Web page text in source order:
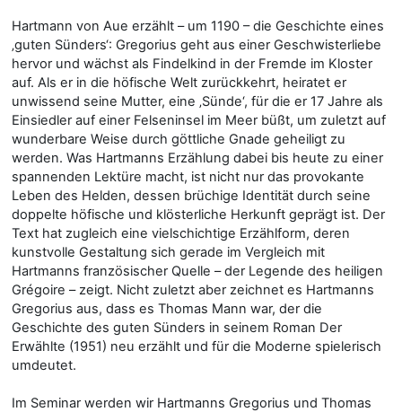
Hartmann von Aue erzählt – um 1190 – die Geschichte eines
‚guten Sünders‘: Gregorius geht aus einer Geschwisterliebe
hervor und wächst als Findelkind in der Fremde im Kloster
auf. Als er in die höfische Welt zurückkehrt, heiratet er
unwissend seine Mutter, eine ‚Sünde‘, für die er 17 Jahre als
Einsiedler auf einer Felseninsel im Meer büßt, um zuletzt auf
wunderbare Weise durch göttliche Gnade geheiligt zu
werden. Was Hartmanns Erzählung dabei bis heute zu einer
spannenden Lektüre macht, ist nicht nur das provokante
Leben des Helden, dessen brüchige Identität durch seine
doppelte höfische und klösterliche Herkunft geprägt ist. Der
Text hat zugleich eine vielschichtige Erzählform, deren
kunstvolle Gestaltung sich gerade im Vergleich mit
Hartmanns französischer Quelle – der Legende des heiligen
Grégoire – zeigt. Nicht zuletzt aber zeichnet es Hartmanns
Gregorius aus, dass es Thomas Mann war, der die
Geschichte des guten Sünders in seinem Roman Der
Erwählte (1951) neu erzählt und für die Moderne spielerisch
umdeutet.
Im Seminar werden wir Hartmanns Gregorius und Thomas